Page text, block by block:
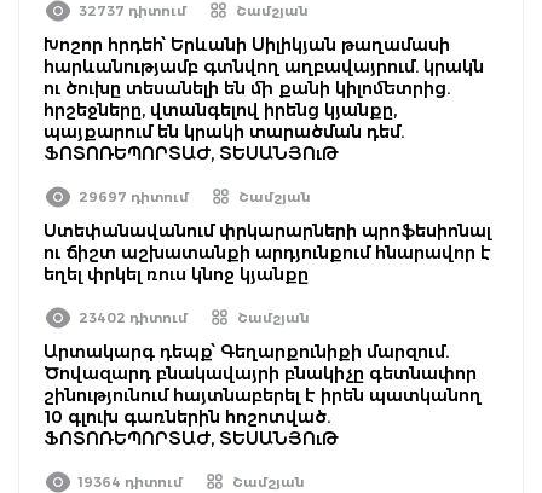
32737 դիտում Շամշյան
Խոշոր հրդեհ՝ Երևանի Սիլիկյան թաղամասի
հարևանությամբ գտնվող աղբավայրում. կրակն
ու ծուխը տեսանելի են մի քանի կիլոմետրից.
հրշեջները, վտանգելով իրենց կյանքը,
պայքարում են կրակի տարածման դեմ.
ՖՈՏՈՌԵՊՈՐՏԱԺ, ՏԵՍԱՆՅՈւԹ
29697 դիտում Շամշյան
Ստեփանավանում փրկարարների պրոֆեսիոնալ
ու ճիշտ աշխատանքի արդյունքում հնարավոր է
եղել փրկել ռուս կնոջ կյանքը
23402 դիտում Շամշյան
Արտակարգ դեպք՝ Գեղարքունիքի մարզում.
Ծովազարդ բնակավայրի բնակիչը գետնափոր
շինությունում հայտնաբերել է իրեն պատկանող
10 գլուխ գառներին հոշոտված.
ՖՈՏՈՌԵՊՈՐՏԱԺ, ՏԵՍԱՆՅՈւԹ
19364 դիտում Շամշյան